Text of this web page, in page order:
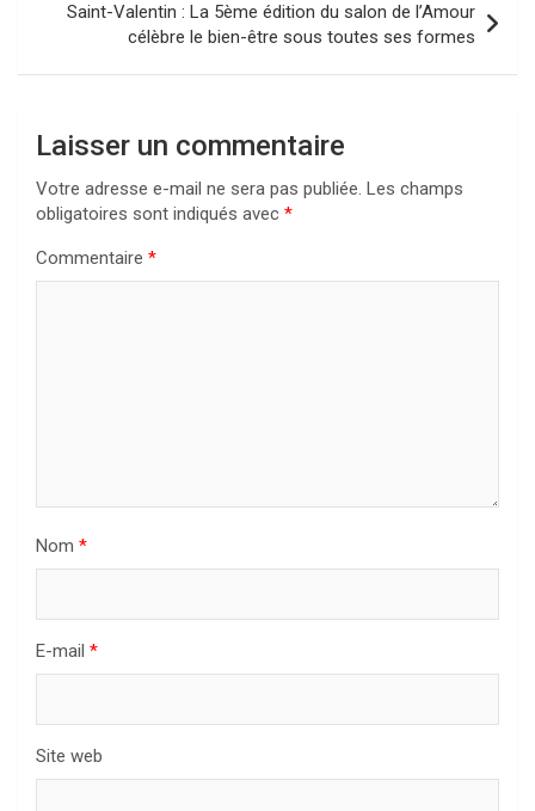
Saint-Valentin : La 5ème édition du salon de l’Amour
célèbre le bien-être sous toutes ses formes
Laisser un commentaire
Votre adresse e-mail ne sera pas publiée. Les champs
obligatoires sont indiqués avec *
Commentaire *
Nom *
E-mail *
Site web